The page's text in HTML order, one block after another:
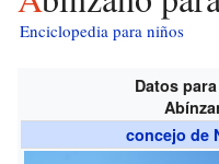
Enciclopedia para niños
Datos
concejo de